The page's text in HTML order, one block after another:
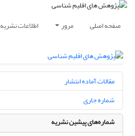
صفحه اصلی مرور اطلاعات نشریه
مقالات آماده انتشار
شماره جاری
شماره‌های پیشین نشریه